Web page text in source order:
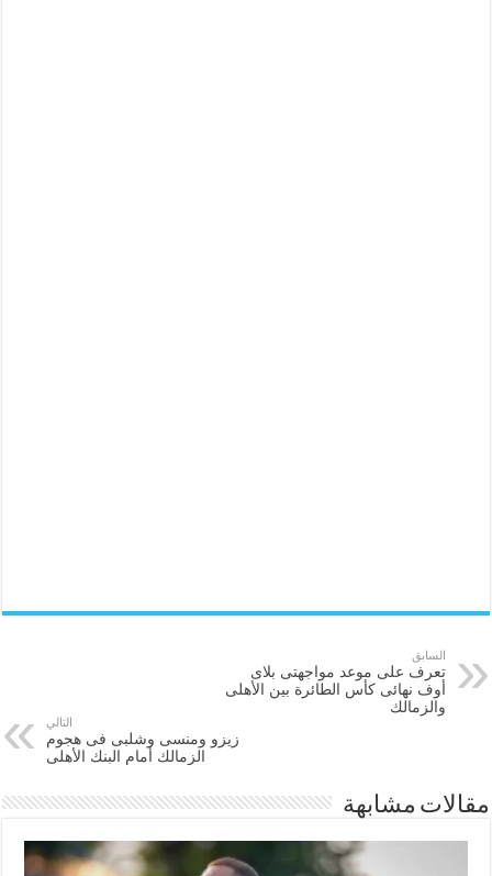
السابق
تعرف على موعد مواجهتى بلاى
أوف نهائى كأس الطائرة بين الأهلى
والزمالك
التالي
زيزو ومنسى وشلبى فى هجوم
الزمالك أمام البنك الأهلى
مقالات مشابهة